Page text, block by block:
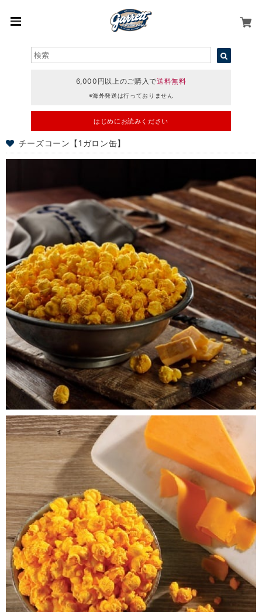
6,000円以上のご購入で送料無料
※海外発送は行っておりません
はじめにお読みください
チーズコーン【1ガロン缶】